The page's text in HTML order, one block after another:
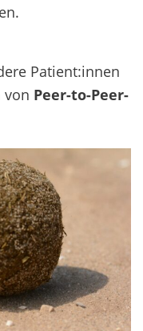
Patient:innen
von Peer-to-Peer-